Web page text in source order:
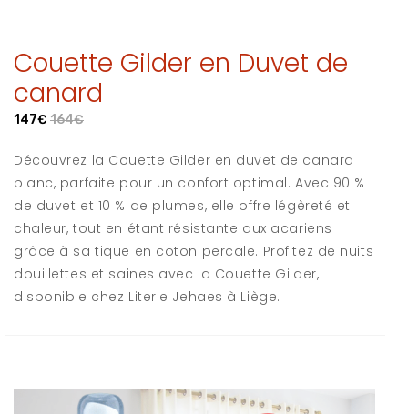
Couette Gilder en Duvet de
canard
147€ 164€
Découvrez la Couette Gilder en duvet de canard
blanc, parfaite pour un confort optimal. Avec 90 %
de duvet et 10 % de plumes, elle offre légèreté et
chaleur, tout en étant résistante aux acariens
grâce à sa tique en coton percale. Profitez de nuits
douillettes et saines avec la Couette Gilder,
disponible chez Literie Jehaes à Liège.